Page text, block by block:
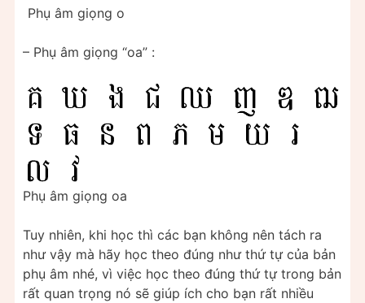
Phụ âm giọng o
– Phụ âm giọng “oa” :
Phụ âm giọng oa
Tuy nhiên, khi học thì các bạn không nên tách ra
như vậy mà hãy học theo đúng như thứ tự của bản
phụ âm nhé, vì việc học theo đúng thứ tự trong bản
rất quan trọng nó sẽ giúp ích cho bạn rất nhiều